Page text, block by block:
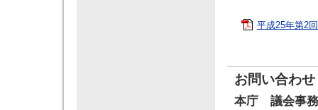
平成25年第2
お問い合わせ
本庁 議会事